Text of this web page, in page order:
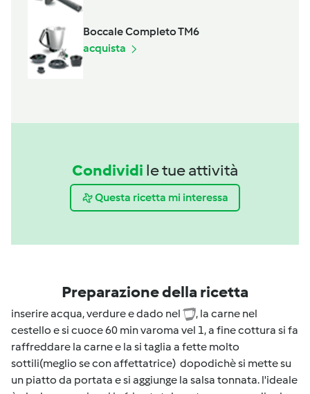
Boccale Completo TM6
acquista
Condividi le tue attività
Questa ricetta mi interessa
Preparazione della ricetta
inserire acqua, verdure e dado nel
, la carne nel
cestello e si cuoce 60 min varoma vel 1, a fine cottura si fa
raffreddare la carne e la si taglia a fette molto
sottili(meglio se con affettatrice) dopodichè si mette su
un piatto da portata e si aggiunge la salsa tonnata. l'ideale